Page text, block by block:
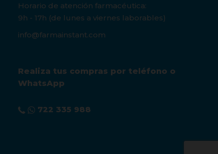
Horario de atención farmacéutica:
9h - 17h (de lunes a viernes laborables)
info@farmainstant.com
Realiza tus compras por teléfono o
WhatsApp
722 335 988